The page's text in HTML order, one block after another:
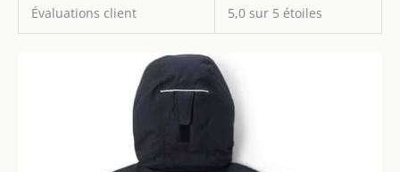
Évaluations client 5,0 sur 5 étoiles